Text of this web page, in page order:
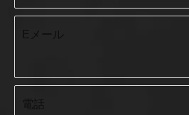
Eメール